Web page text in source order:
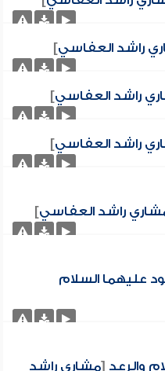
راشد العفاسي]
راشد العفاسي]
راشد العفاسي]
راشد العفاسي]
عليهما السلام
والرعد [مشاري راشد